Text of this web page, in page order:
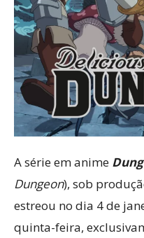
A série em anime
Dungeon), sob
estreou no dia 4 de
quinta-feira,